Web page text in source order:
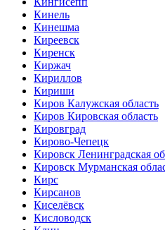
Кинель
Кинешма
Киреевск
Киренск
Киржач
Кириллов
Кириши
Киров Калужская область
Киров Кировская область
Кировград
Кирово-Чепецк
Кировск Ленинградская
Кировск Мурманская
Кирс
Кирсанов
Киселёвск
Кисловодск